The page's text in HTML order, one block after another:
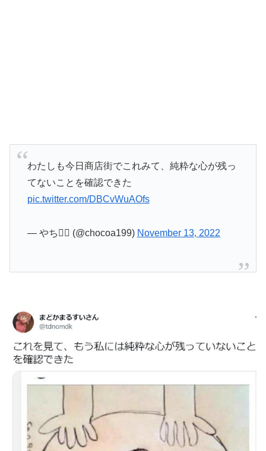
わたしも今日商店街でこれみて、純粋な心が残っ
てないことを確認できた
pic.twitter.com/DBCvWuAOfs
— やち🐕‍🦺 (@chocoa199) November 13, 2022